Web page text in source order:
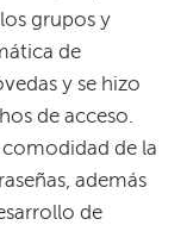
grupos y
de
y se hizo
de acceso.
de la
además
de